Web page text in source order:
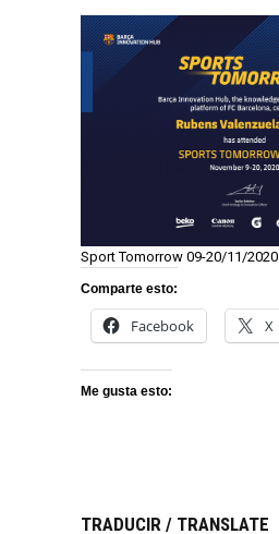
Sport Tomorrow 09-20/11/2020
Comparte esto:
Facebook X
Me gusta esto:
TRADUCIR / TRANSLATE